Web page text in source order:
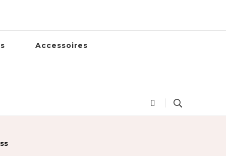
Accessoires